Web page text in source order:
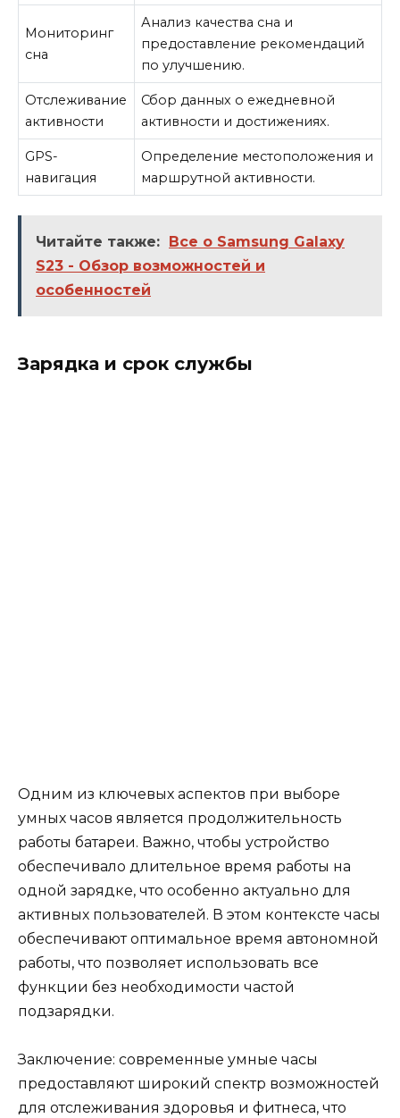
Мониторинг
сна
Анализ качества сна и
предоставление рекомендаций
по улучшению.
Отслеживание
активности
Сбор данных о ежедневной
активности и достижениях.
GPS-
навигация
Определение местоположения и
маршрутной активности.
Читайте также: Все о Samsung Galaxy
S23 - Обзор возможностей и
особенностей
Зарядка и срок службы
Одним из ключевых аспектов при выборе
умных часов является продолжительность
работы батареи. Важно, чтобы устройство
обеспечивало длительное время работы на
одной зарядке, что особенно актуально для
активных пользователей. В этом контексте часы
обеспечивают оптимальное время автономной
работы, что позволяет использовать все
функции без необходимости частой
подзарядки.
Заключение: современные умные часы
предоставляют широкий спектр возможностей
для отслеживания здоровья и фитнеса, что